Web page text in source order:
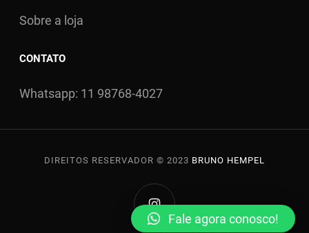
Sobre a loja
CONTATO
Whatsapp: 11 98768-4027
DIREITOS RESERVADOR © 2023 BRUNO HEMPEL
INSTAGRAM
Fale agora conosco!